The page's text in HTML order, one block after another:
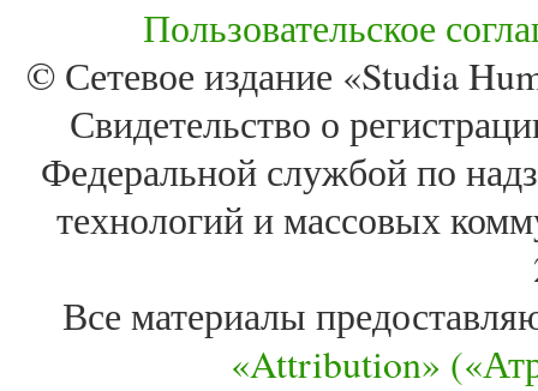
Пользовательское
© Сетевое издание «Studia
Свидетельство о
Федеральной службой по
технологий и массовых
Все материалы
«Attribution»